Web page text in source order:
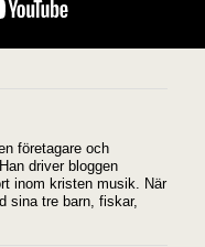
företagare och
driver bloggen
inom kristen musik. När
sina tre barn, fiskar,